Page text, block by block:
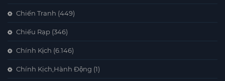
Chiến Tranh (449)
Chiếu Rạp (346)
Chính Kịch (6.146)
Chính Kịch,Hành Động (1)